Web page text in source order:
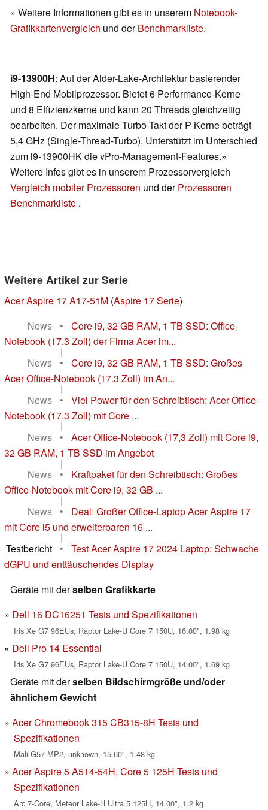
» Weitere Informationen gibt es in unserem Notebook-
Grafikkartenvergleich und derBenchmarkliste.
i9-13900H: Auf der Alder-Lake-Architektur basierender
High-End Mobilprozessor. Bietet 6 Performance-Kerne
und 8 Effizienzkerne und kann 20 Threads gleichzeitig
bearbeiten. Der maximale Turbo-Takt der P-Kerne beträgt
5,4 GHz (Single-Thread-Turbo). Unterstützt im Unterschied
zum i9-13900HK die vPro-Management-Features.»
Weitere Infos gibt es in unserem Prozessorvergleich
Vergleich mobiler Prozessoren und derProzessoren
Benchmarkliste .
Weitere Artikel zur Serie
Acer Aspire 17 A17-51M (Aspire 17 Serie)
News
•
Core i9, 32 GB RAM, 1 TB SSD: Office-
Notebook (17.3 Zoll) der Firma Acer im...
|
News
•
Core i9, 32 GB RAM, 1 TB SSD: Großes
Acer Office-Notebook (17.3 Zoll) im An...
|
News
•
Viel Power für den Schreibtisch: Acer Office-
Notebook (17.3 Zoll) mit Core ...
|
News
•
Acer Office-Notebook (17,3 Zoll) mit Core i9,
32 GB RAM, 1 TB SSD im Angebot
|
News
•
Kraftpaket für den Schreibtisch: Großes
Office-Notebook mit Core i9, 32 GB ...
|
News
•
Deal: Großer Office-Laptop Acer Aspire 17
mit Core i5 und erweiterbaren 16 ...
|
Testbericht
•
Test Acer Aspire 17 2024 Laptop: Schwache
dGPU und enttäuschendes Display
Geräte mit derselben Grafikkarte
Dell 16 DC16251 Tests und Spezifikationen
Iris Xe G7 96EUs, Raptor Lake-U Core 7 150U, 16.00", 1.98 kg
Dell Pro 14 Essential
Iris Xe G7 96EUs, Raptor Lake-U Core 7 150U, 14.00", 1.69 kg
Geräte mit derselben Bildschirmgröße und/oder
ähnlichem Gewicht
Acer Chromebook 315 CB315-8H Tests und
Spezifikationen
Mali-G57 MP2, unknown, 15.60", 1.48 kg
Acer Aspire 5 A514-54H, Core 5 125H Tests und
Spezifikationen
Arc 7-Core, Meteor Lake-H Ultra 5 125H, 14.00", 1.2 kg